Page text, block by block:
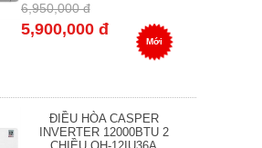
6,950,000 đ
5,900,000 đ
Mới
ĐIỀU HÒA CASPER
INVERTER 12000BTU 2